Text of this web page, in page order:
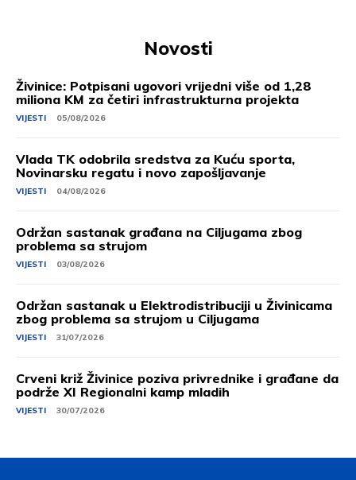
Novosti
Živinice: Potpisani ugovori vrijedni više od 1,28
miliona KM za četiri infrastrukturna projekta
VIJESTI 05/08/2026
Vlada TK odobrila sredstva za Kuću sporta,
Novinarsku regatu i novo zapošljavanje
VIJESTI 04/08/2026
Održan sastanak građana na Ciljugama zbog
problema sa strujom
VIJESTI 03/08/2026
Održan sastanak u Elektrodistribuciji u Živinicama
zbog problema sa strujom u Ciljugama
VIJESTI 31/07/2026
Crveni križ Živinice poziva privrednike i građane da
podrže XI Regionalni kamp mladih
VIJESTI 30/07/2026